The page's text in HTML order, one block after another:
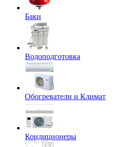
Баки
Водоподготовка
Обогреватели и Климат
Кондиционеры